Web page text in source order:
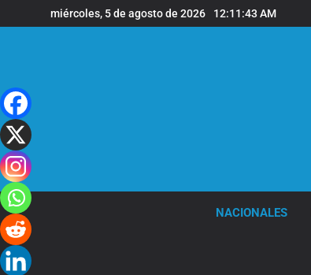
al
miércoles, 5 de agosto de 2026 12:11:44 AM
NACIONALES